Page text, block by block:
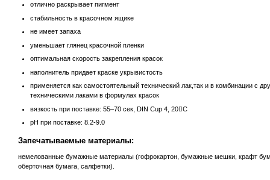
отлично раскрывает пигмент
стабильность в красочном ящике
не имеет запаха
уменьшает глянец красочной пленки
оптимальная скорость закрепления красок
наполнитель придает краске укрывистость
применяется как самостоятельный технический лак,так и в комбинации с
техническими лаками в формулах красок
вязкость при поставке: 55–70 cек, DIN Cup 4, 20C
рH при поставке: 8.2-9.0
Запечатываемые материалы:
немелованные бумажные материалы (гофрокартон, бумажные мешки, крафт
оберточная бумага, салфетки).